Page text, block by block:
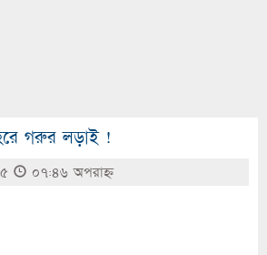
গরুর লড়াই !
০৭:৪৬ অপরাহ্ণ